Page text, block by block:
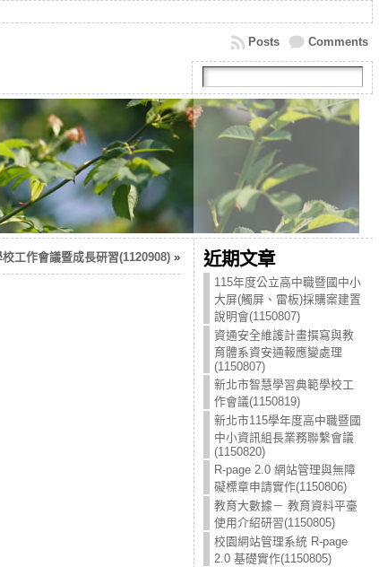
Comments
Posts
工作會議暨成長研習(1120908)» 近期文章
115年度公立高中職暨國中小
大屏(觸屏、雷板)採購案建置
說明會(1150807)
資通安全維護計畫撰寫與教
育體系資安通報應變處理
(1150807)
新北市智慧學習典範學校工
作會議(1150819)
新北市115學年度高中職暨國
中小資訊組長業務聯繫會議
(1150820)
R-page 2.0 網站管理與無障
礙標章申請實作(1150806)
教育大數據－ 教育資料平臺
使用介紹研習(1150805)
校園網站管理系統 R-page
2.0 基礎實作(1150805)